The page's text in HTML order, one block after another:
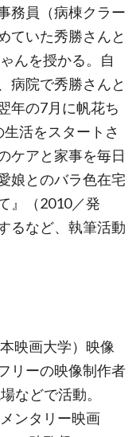
務員（病棟クラー
ていた秀勝さんと
んを授かる。自
病院で秀勝さんと
年の7月に帆花ち
活をスタートさ
ケアと家事を毎日
娘とのバラ色在宅
』（2010／発
るなど、執筆活動
映画大学）映像
リーの映像制作者
などで活動。
ンタリー映画